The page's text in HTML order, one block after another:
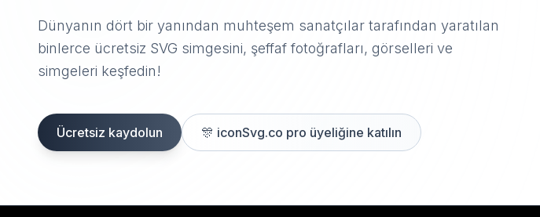
Dünyanın dört bir yanından muhteşem sanatçılar tarafından yaratılan
binlerce ücretsiz SVG simgesini, şeffaf fotoğrafları, görselleri ve
simgeleri keşfedin!
Ücretsiz kaydolun 🎊 iconSvg.co pro üyeliğine katılın